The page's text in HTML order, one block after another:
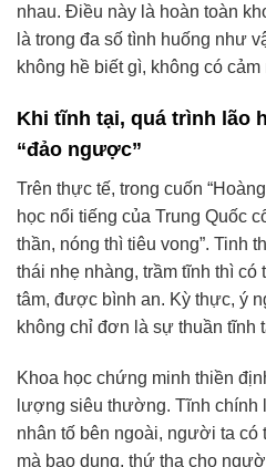
nhau. Điều này là hoàn toàn
là trong đa số tình huống như
không hề biết gì, không có cảm
Khi tĩnh tại, quá trình lão
“đảo ngược”
Trên thực tế, trong cuốn
học nổi tiếng của Trung Quốc
thần, nóng thì tiêu vong”. Tinh
thái nhẹ nhàng, trầm tĩnh thì có
tâm, được bình an. Kỳ thực, ý
không chỉ đơn là sự thuần tĩnh
Khoa học chứng minh thiền
lượng siêu thường. Tĩnh chính
nhân tố bên ngoài, người ta có
mà bao dung, thứ tha cho